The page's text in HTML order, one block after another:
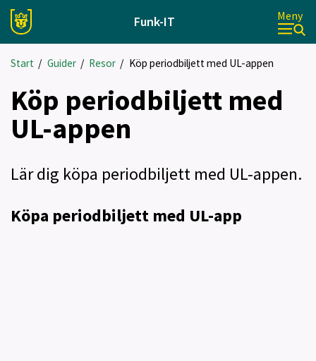
Funk-IT Meny
Start / Guider/ Resor / Köp periodbiljett med UL-appen
Köp periodbiljett med
UL-appen
Lär dig köpa periodbiljett med UL-appen.
Köpa periodbiljett med UL-app